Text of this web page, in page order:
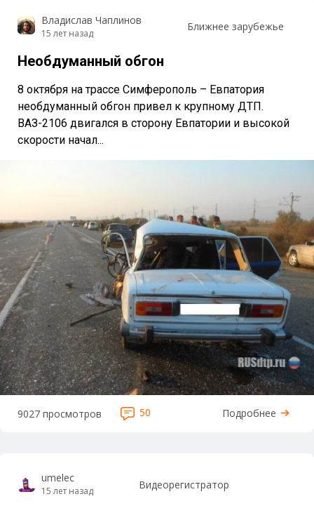
Владислав Чаплинов
15 лет назад Ближнее зарубежье
Необдуманный обгон
8 октября на трассе Симферополь – Евпатория
необдуманный обгон привел к крупному ДТП.
ВАЗ-2106 двигался в сторону Евпатории и высокой
скорости начал...
9027 просмотров 50 Подробнее
umelec
15 лет назад Видеорегистратор